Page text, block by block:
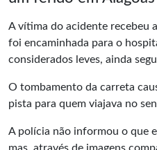
A vítima do acidente recebeu
foi encaminhada para o
considerados leves, ainda
O tombamento da carreta
pista para quem viajava no
A polícia não informou o que